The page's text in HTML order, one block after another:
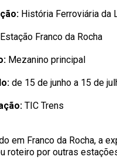
História Ferroviária da
Franco da Rocha
Mezanino principal
de 15 de junho a 15 de
TIC Trens
em Franco da Rocha, a
roteiro por outras